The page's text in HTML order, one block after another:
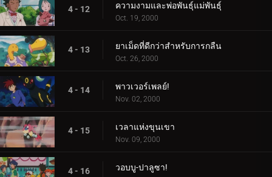
4 - 12 ความงามและพ่อพันธุ์แม่พันธุ์
Oct. 19, 2000
4 - 13 ยาเม็ดที่ดีกว่าสำหรับการกลืน
Oct. 26, 2000
4 - 14 พาวเวอร์เพลย์!
Nov. 02, 2000
4 - 15 เวลาแห่งขุนเขา
Nov. 09, 2000
4 - 16 วอบบู-ปาลูซา!